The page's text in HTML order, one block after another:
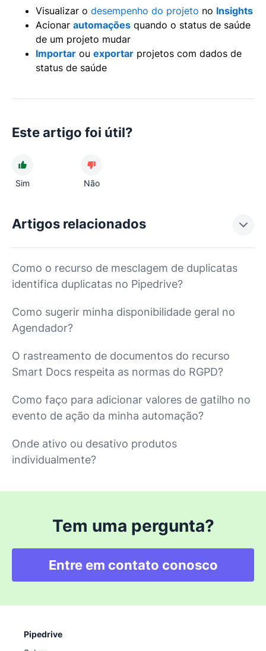
Visualizar o desempenho do projeto no Insights
Acionar automações quando o status de saúde
de um projeto mudar
Importar ou exportar projetos com dados de
status de saúde
Este artigo foi útil?
Sim Não
Artigos relacionados
Como o recurso de mesclagem de duplicatas
identifica duplicatas no Pipedrive?
Como sugerir minha disponibilidade geral no
Agendador?
O rastreamento de documentos do recurso
Smart Docs respeita as normas do RGPD?
Como faço para adicionar valores de gatilho no
evento de ação da minha automação?
Onde ativo ou desativo produtos
individualmente?
Tem uma pergunta?
Entre em contato conosco
Pipedrive